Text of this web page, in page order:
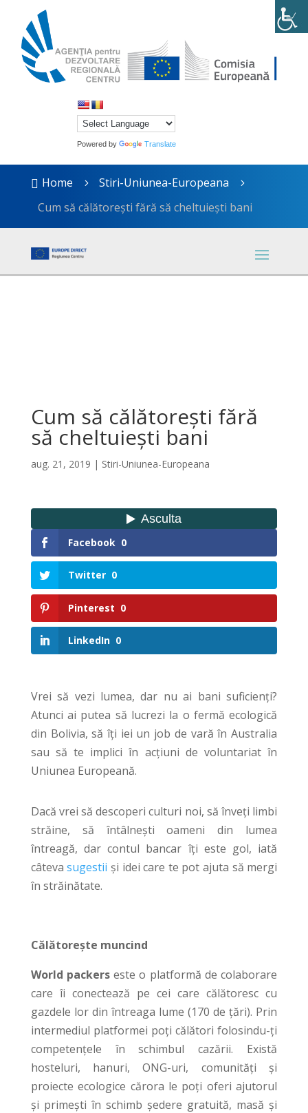
Powered by Translate
 Home 5 Stiri-Uniunea-Europeana 5
Cum să călătorești fără să cheltuiești bani
Cum să călătorești fără
să cheltuiești bani
aug. 21, 2019 | Stiri-Uniunea-Europeana
Facebook 0
Twitter 0
Pinterest 0
LinkedIn 0
Vrei să vezi lumea, dar nu ai bani suficienți?
Atunci ai putea să lucrezi la o fermă ecologică
din Bolivia, să îți iei un job de vară în Australia
sau să te implici în acțiuni de voluntariat în
Uniunea Europeană.
Dacă vrei să descoperi culturi noi, să înveți limbi
străine, să întâlnești oameni din lumea
întreagă, dar contul bancar îți este gol, iată
câtevasugestii și idei care te pot ajuta să mergi
în străinătate.
Călătorește muncind
World packers este o platformă de colaborare
care îi conectează pe cei care călătoresc cu
gazdele lor din întreaga lume (170 de țări). Prin
intermediul platformei poți călători folosindu-ți
competențele în schimbul cazării. Există
hosteluri, hanuri, ONG-uri, comunități și
proiecte ecologice cărora le poți oferi ajutorul
și primești în schimb ședere gratuită, masă și